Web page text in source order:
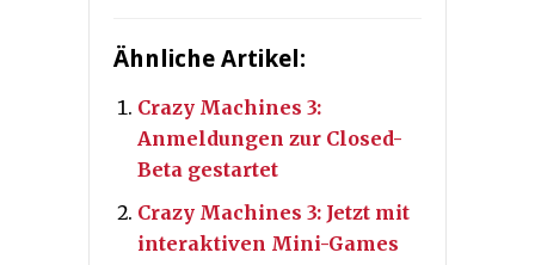
Ähnliche Artikel:
Crazy Machines 3:
Anmeldungen zur Closed-
Beta gestartet
Crazy Machines 3: Jetzt mit
interaktiven Mini-Games